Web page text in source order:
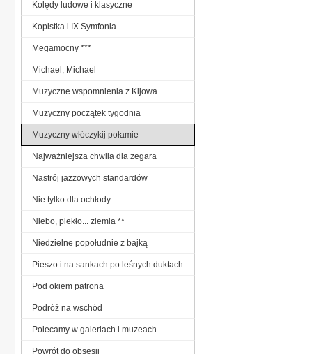
Kolędy ludowe i klasyczne
Kopistka i IX Symfonia
Megamocny ***
Michael, Michael
Muzyczne wspomnienia z Kijowa
Muzyczny początek tygodnia
Muzyczny włóczykij połamie
Najważniejsza chwila dla zegara
Nastrój jazzowych standardów
Nie tylko dla ochłody
Niebo, piekło... ziemia **
Niedzielne popołudnie z bajką
Pieszo i na sankach po leśnych duktach
Pod okiem patrona
Podróż na wschód
Polecamy w galeriach i muzeach
Powrót do obsesji